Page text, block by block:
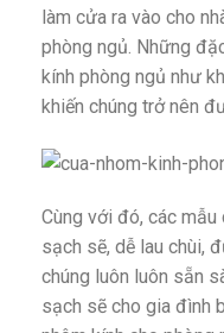
làm cửa ra vào cho
phòng ngủ. Những
kính phòng ngủ như
khiến chúng trở nên
Cùng với đó, các
sạch sẽ, dễ lau chùi,
chúng luôn luôn sẵn
sạch sẽ cho gia đình